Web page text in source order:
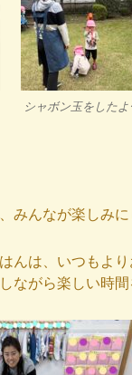
シャボン玉をしたよ
みんなが楽しみ
んは、いつもよ
ながら楽しい時